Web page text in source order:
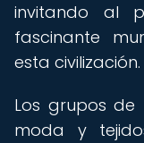
invitando al
fascinante
esta civilización.
Los grupos
moda y